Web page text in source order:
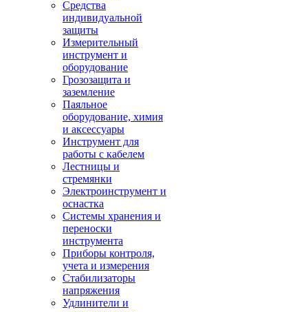
Средства
индивидуальной
защиты
Измерительный
инструмент и
оборудование
Грозозащита и
заземление
Паяльное
оборудование, химия
и аксессуары
Инструмент для
работы с кабелем
Лестницы и
стремянки
Электроинструмент и
оснастка
Системы хранения и
переноски
инструмента
Приборы контроля,
учета и измерения
Стабилизаторы
напряжения
Удлинители и